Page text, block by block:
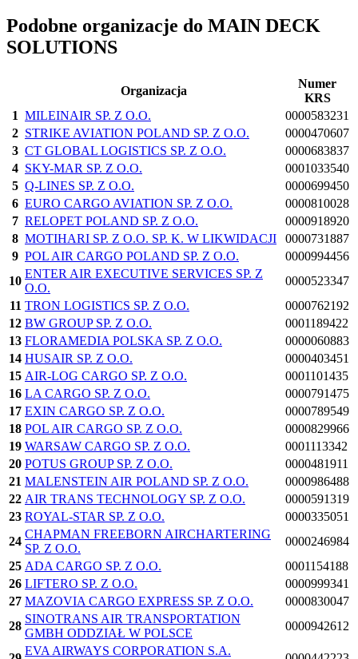
Podobne organizacje do MAIN DECK
SOLUTIONS
Organizacja
Numer
KRS
1 MILEINAIR SP. Z O.O.
0000583231
2 STRIKE AVIATION POLAND SP. Z O.O.
0000470607
3 CT GLOBAL LOGISTICS SP. Z O.O.
0000683837
4 SKY-MAR SP. Z O.O.
0001033540
5 Q-LINES SP. Z O.O.
0000699450
6 EURO CARGO AVIATION SP. Z O.O.
0000810028
7 RELOPET POLAND SP. Z O.O.
0000918920
8 MOTIHARI SP. Z O.O. SP. K. W LIKWIDACJI
0000731887
9 POL AIR CARGO POLAND SP. Z O.O.
0000994456
10
ENTER AIR EXECUTIVE SERVICES SP. Z
O.O.
0000523347
11 TRON LOGISTICS SP. Z O.O.
0000762192
12 BW GROUP SP. Z O.O.
0001189422
13 FLORAMEDIA POLSKA SP. Z O.O.
0000060883
14 HUSAIR SP. Z O.O.
0000403451
15 AIR-LOG CARGO SP. Z O.O.
0001101435
16 LA CARGO SP. Z O.O.
0000791475
17 EXIN CARGO SP. Z O.O.
0000789549
18 POL AIR CARGO SP. Z O.O.
0000829966
19 WARSAW CARGO SP. Z O.O.
0001113342
20 POTUS GROUP SP. Z O.O.
0000481911
21 MALENSTEIN AIR POLAND SP. Z O.O.
0000986488
22 AIR TRANS TECHNOLOGY SP. Z O.O.
0000591319
23 ROYAL-STAR SP. Z O.O.
0000335051
24
CHAPMAN FREEBORN AIRCHARTERING
SP. Z O.O.
0000246984
25 ADA CARGO SP. Z O.O.
0001154188
26 LIFTERO SP. Z O.O.
0000999341
27 MAZOVIA CARGO EXPRESS SP. Z O.O.
0000830047
28
SINOTRANS AIR TRANSPORTATION
GMBH ODDZIAŁ W POLSCE
0000942612
EVA AIRWAYS CORPORATION S.A.